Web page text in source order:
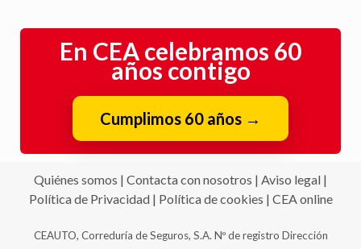
años contigo
Cumplimos 60 años→
Quiénes somos|Contacta con nosotros|Aviso legal
CEAUTO, Correduría de Seguros, S.A. Nº de registro Dirección
Concertado Seguro de Responsabilidad Civil según artículo 157 del